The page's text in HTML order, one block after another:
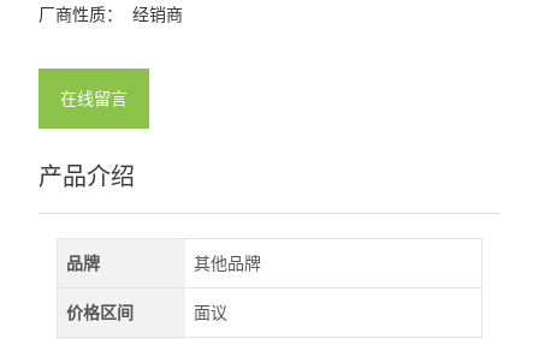
激光元件
深紫外LED
厂商性质：
经销商
在线留言
产品介绍
品牌 其他品牌
价格区间 面议